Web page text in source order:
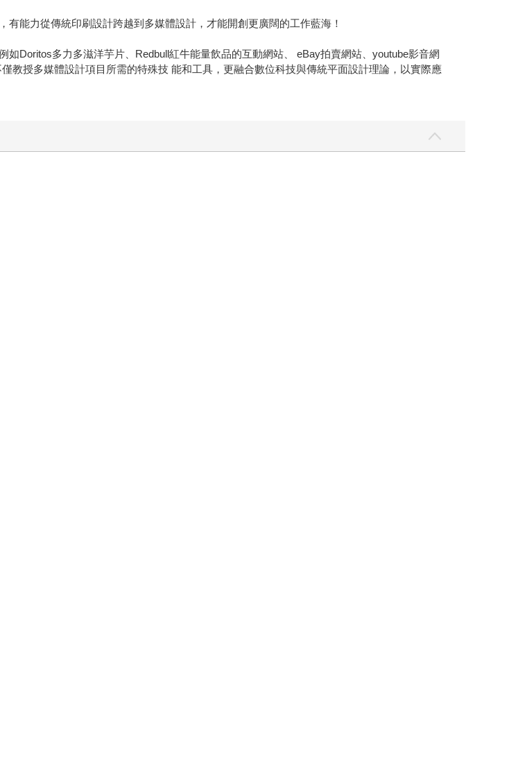
能力從傳統印刷設計跨越到多媒體設計，才能開創更廣闊的工作藍海！
如Doritos多力多滋洋芋片、Redbull紅牛能量飲品的互動網站、 eBay拍賣網站、youtube影音網
授多媒體設計項目所需的特殊技 能和工具，更融合數位科技與傳統平面設計理論，以實際應